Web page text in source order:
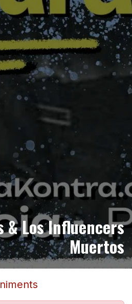
& Los Influencers
Muertos